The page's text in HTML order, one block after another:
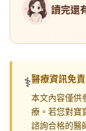
讀完還
⚕️醫療資訊免
本文內容僅供
療。若您對寶
諮詢合格的醫